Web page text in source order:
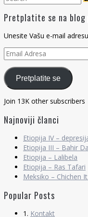
Pretplatite se na blog
Unesite Vašu e-mail
Email
Adresa
Pretplatite se
Join 13K other subscribers
Najnoviji članci
Etiopija IV –
Etiopija III – Bahir
Etiopija – Lalibela
Etiopija – Ras Tafari
Meksiko – Chichen
Popular Posts
1. Kontakt